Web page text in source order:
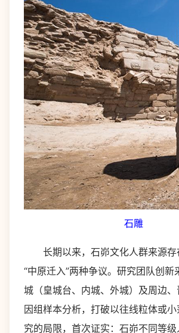
石雕
长期以来，石峁文化人群来源存
“中原迁入”两种争议。研究团队创新
城（皇城台、内城、外城）及周边
因组样本分析，打破以往线粒体或
究的局限，首次证实：石峁不同等